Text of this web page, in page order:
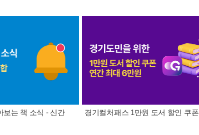
보는 책 소식 - 신간
경기컬처패스 1만원 도서 할인 쿠폰